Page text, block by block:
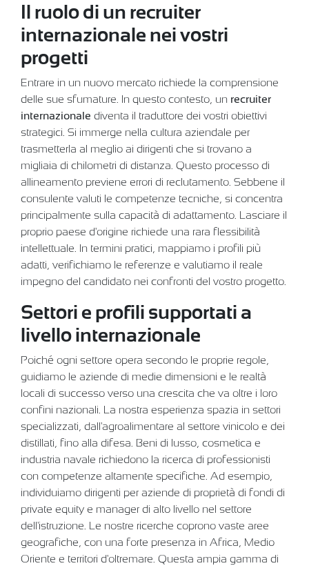
Il ruolo di un recruiter
internazionale nei vostri
progetti
Entrare in un nuovo mercato richiede la comprensione
delle sue sfumature. In questo contesto, un recruiter
internazionale diventa il traduttore dei vostri obiettivi
strategici. Si immerge nella cultura aziendale per
trasmetterla al meglio ai dirigenti che si trovano a
migliaia di chilometri di distanza. Questo processo di
allineamento previene errori di reclutamento. Sebbene il
consulente valuti le competenze tecniche, si concentra
principalmente sulla capacità di adattamento. Lasciare il
proprio paese d'origine richiede una rara flessibilità
intellettuale. In termini pratici, mappiamo i profili più
adatti, verifichiamo le referenze e valutiamo il reale
impegno del candidato nei confronti del vostro progetto.
Settori e profili supportati a
livello internazionale
Poiché ogni settore opera secondo le proprie regole,
guidiamo le aziende di medie dimensioni e le realtà
locali di successo verso una crescita che va oltre i loro
confini nazionali. La nostra esperienza spazia in settori
specializzati, dall'agroalimentare al settore vinicolo e dei
distillati, fino alla difesa. Beni di lusso, cosmetica e
industria navale richiedono la ricerca di professionisti
con competenze altamente specifiche. Ad esempio,
individuiamo dirigenti per aziende di proprietà di fondi di
private equity e manager di alto livello nel settore
dell'istruzione. Le nostre ricerche coprono vaste aree
geografiche, con una forte presenza in Africa, Medio
Oriente e territori d'oltremare. Questa ampia gamma di